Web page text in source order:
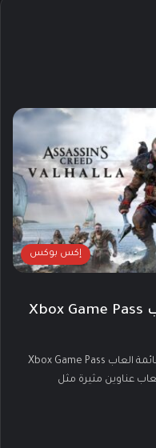
إكس بوكس
الإعلان عن قائمة العاب Xbox Game Pass
مؤخرًا، كشفت ميكروسوفت عن قائمة العاب Xbox Game Pass
الألعاب عناوين مثيرة مثل